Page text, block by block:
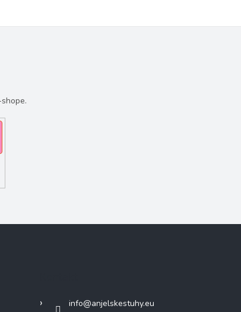
info@anjelskestuhy.eu